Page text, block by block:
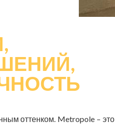
оттенком. Metropole – это